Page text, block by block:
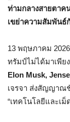
ท่ามกลางสายตาค
เขย่าความสัมพันธ์
13 พฤษภาคม
ทรัมป์ไม่ได้มาเพีย
Elon Musk,
เจรจา ส่งสัญญาณ
“เทคโนโลยีและเม็